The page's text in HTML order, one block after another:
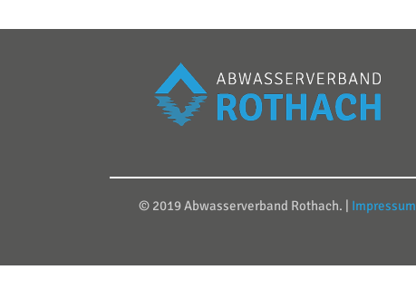
© 2019 Abwasserverband Rothach. | Impressum